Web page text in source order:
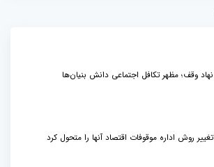
نهاد وقف؛ مظهر تکافل اجتماعی دانش بنیان‌ها
تغییر روش اداره موقوفات اقتصاد آنها را متحول کرد